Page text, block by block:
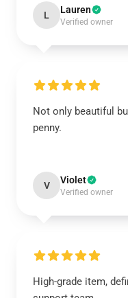
L Lauren
Verified owner
Not only beautiful
penny.
V Violet
Verified owner
High-grade item,